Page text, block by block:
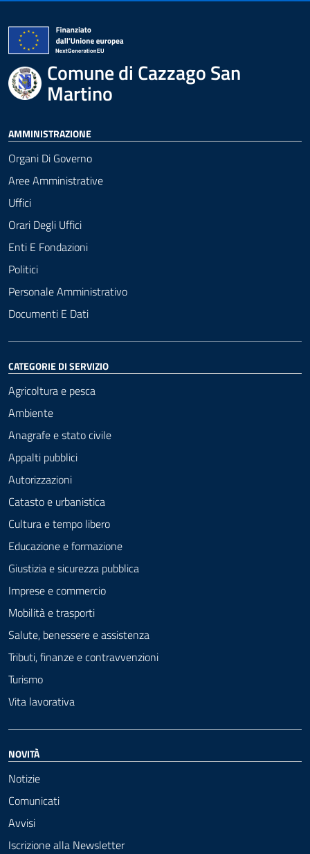
Comune di Cazzago San
Martino
AMMINISTRAZIONE
Organi Di Governo
Aree Amministrative
Uffici
Orari Degli Uffici
Enti E Fondazioni
Politici
Personale Amministrativo
Documenti E Dati
CATEGORIE DI SERVIZIO
Agricoltura e pesca
Ambiente
Anagrafe e stato civile
Appalti pubblici
Autorizzazioni
Catasto e urbanistica
Cultura e tempo libero
Educazione e formazione
Giustizia e sicurezza pubblica
Imprese e commercio
Mobilità e trasporti
Salute, benessere e assistenza
Tributi, finanze e contravvenzioni
Turismo
Vita lavorativa
NOVITÀ
Notizie
Comunicati
Avvisi
Iscrizione alla Newsletter